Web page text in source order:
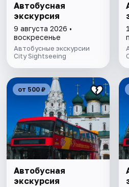
Автобусная
экскурсия
9 августа 2026 •
воскресенье
Автобусные экскурсии
City Sightseeing
от 500 ₽
Автобусная
экскурсия